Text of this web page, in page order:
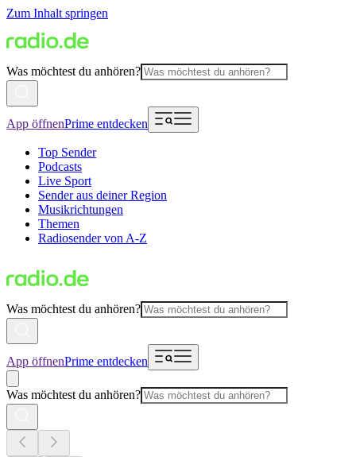
Zum Inhalt springen
Was möchtest du anhören?
App öffnenPrime entdecken
Top Sender
Podcasts
Live Sport
Sender aus deiner Region
Musikrichtungen
Themen
Radiosender von A-Z
Was möchtest du anhören?
App öffnenPrime entdecken
Was möchtest du anhören?